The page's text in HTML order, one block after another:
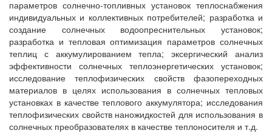
параметров солнечно-топливных установок теплоснабжения
индивидуальных и коллективных потребителей; разработка и
создание солнечных водоопреснительных установок;
разработка и тепловая оптимизация параметров солнечных
теплиц с аккумулированием тепла; эксергический анализ
эффективности солнечных теплоэнергетических установок;
исследование теплофизических свойств фазопереходных
материалов в целях использования в солнечных тепловых
установках в качестве теплового аккумулятора; исследования
теплофизических свойств наножидкостей для использования в
солнечных преобразователях в качестве теплоносителя и т.д.